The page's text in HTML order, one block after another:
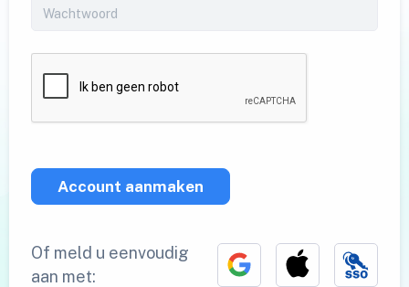
Account aanmaken
Of meld u eenvoudig
aan met: